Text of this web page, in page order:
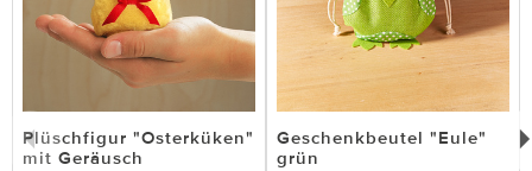
Plüschfigur "Osterküken"
mit Geräusch
Geschenkbeutel "Eule"
grün